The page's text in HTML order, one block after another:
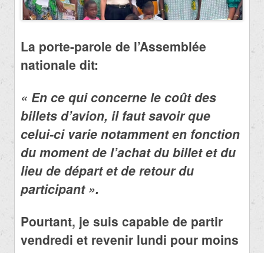
La porte-parole de l’Assemblée
nationale dit:
« En ce qui concerne le coût des
billets d’avion, il faut savoir que
celui-ci varie notamment en fonction
du moment de l’achat du billet et du
lieu de départ et de retour du
participant ».
Pourtant, je suis capable de partir
vendredi et revenir lundi pour moins